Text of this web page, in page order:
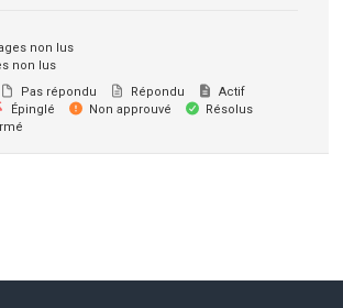
non lus
non lus
Pas répondu Répondu
Actif
Épinglé Non approuvé
Résolus